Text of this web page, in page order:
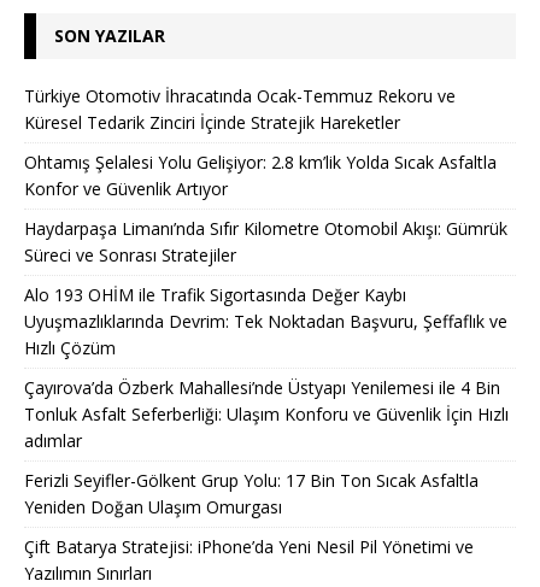
SON YAZILAR
Türkiye Otomotiv İhracatında Ocak-Temmuz Rekoru ve
Küresel Tedarik Zinciri İçinde Stratejik Hareketler
Ohtamış Şelalesi Yolu Gelişiyor: 2.8 km’lik Yolda Sıcak Asfaltla
Konfor ve Güvenlik Artıyor
Haydarpaşa Limanı’nda Sıfır Kilometre Otomobil Akışı: Gümrük
Süreci ve Sonrası Stratejiler
Alo 193 OHİM ile Trafik Sigortasında Değer Kaybı
Uyuşmazlıklarında Devrim: Tek Noktadan Başvuru, Şeffaflık ve
Hızlı Çözüm
Çayırova’da Özberk Mahallesi’nde Üstyapı Yenilemesi ile 4 Bin
Tonluk Asfalt Seferberliği: Ulaşım Konforu ve Güvenlik İçin Hızlı
adımlar
Ferizli Seyifler-Gölkent Grup Yolu: 17 Bin Ton Sıcak Asfaltla
Yeniden Doğan Ulaşım Omurgası
Çift Batarya Stratejisi: iPhone’da Yeni Nesil Pil Yönetimi ve
Yazılımın Sınırları